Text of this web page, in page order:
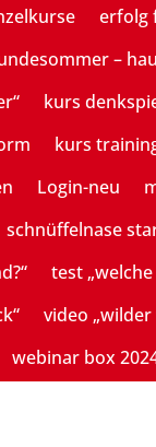
erfolg
–
kurs
kurs
Login-neu
schnüffelnase
test
video
webinar box